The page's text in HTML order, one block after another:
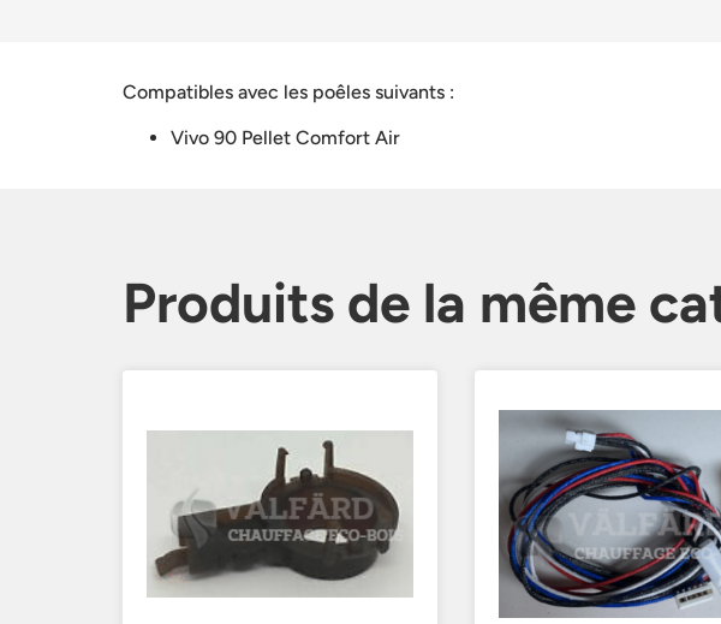
Compatibles avec les poêles suivants :
Vivo 90 Pellet Comfort Air
Produits de la même